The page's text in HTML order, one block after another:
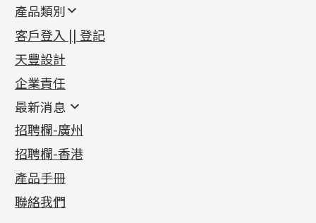
產品類別
新產品
足金系列
足金配件
機織鏈系列
珠仔鏈
镶口链
管狀網鏈
十字車花鏈系列
十字閃O鏈系列
十字錘打鏈系列
側身車花鏈系列
側身鏈系列
首飾配件
耳環類配件
卷迫系列
螺絲迫系列
梅花迫系列
平臺迫系列
綫拍系列
美拍系列
鏈類配件
動感車花吊墜
調節珠系列
生圈扣系列
龍蝦扣系列
鴨俐制系列
其他類配件
珠盤系列
袖口鈕系列
焊片及鐳射綫
空心車花管
珠類配件
無孔光身珠
空心光身珠
無孔批花珠
鑲口類
四爪頭系列
六爪頭系列
車花片
動感車花片
鑲口戒指
鑲口手鏈系列
首飾系列
手镯系列
戒指系列
空心耳環
空心车花管首饰链
空心手鐲系列
貴金屬原料
千足金
記憶金屬系列
記憶戒指
拉簧珠珠手鏈
記憶鈦手鐲
客戶登入 || 登記
天豐設計
企業責任
最新消息
最新消息
各項證書(2)
相片集(9)
展覽會資訊
最新產品資訊
招聘欄-廣州
招聘欄-香港
產品手冊
聯絡我們